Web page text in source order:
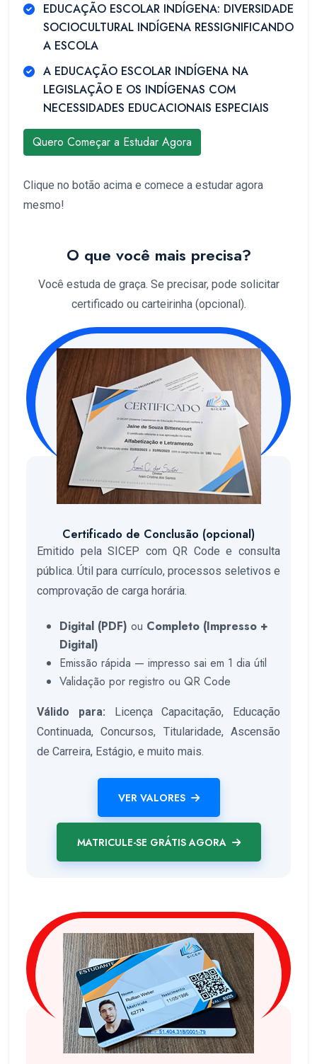
EDUCAÇÃO ESCOLAR INDÍGENA: DIVERSIDADE
SOCIOCULTURAL INDÍGENA RESSIGNIFICANDO
A ESCOLA
A EDUCAÇÃO ESCOLAR INDÍGENA NA
LEGISLAÇÃO E OS INDÍGENAS COM
NECESSIDADES EDUCACIONAIS ESPECIAIS
Quero Começar a Estudar Agora
Clique no botão acima e comece a estudar agora
mesmo!
O que você mais precisa?
Você estuda de graça. Se precisar, pode solicitar
certificado ou carteirinha (opcional).
Certificado de Conclusão (opcional)
Emitido pela SICEP com QR Code e consulta
pública. Útil para currículo, processos seletivos e
comprovação de carga horária.
Digital (PDF) ou Completo (Impresso +
Digital)
Emissão rápida — impresso sai em 1 dia útil
Validação por registro ou QR Code
Válido para: Licença Capacitação, Educação
Continuada, Concursos, Titularidade, Ascensão
de Carreira, Estágio, e muito mais.
VER VALORES
MATRICULE-SE GRÁTIS AGORA